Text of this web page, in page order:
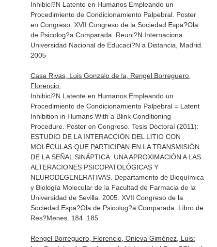
Inhibici?N Latente en Humanos Empleando un
Procedimiento de Condicionamiento Palpebral. Poster
en Congreso. XVII Congreso de la Sociedad Espa?Ola
de Psicolog?a Comparada. Reuni?N Internaciona.
Universidad Nacional de Educaci?N a Distancia, Madrid.
2005
Casa Rivas, Luis Gonzalo de la, Rengel Borreguero,
Florencio:
Inhibici?N Latente en Humanos Empleando un
Procedimiento de Condicionamiento Palpebral = Latent
Inhibition in Humans With a Blink Conditioning
Procedure. Poster en Congreso. Tesis Doctoral (2011):
ESTUDIO DE LA INTERACCIÓN DEL LITIO CON
MOLÉCULAS QUE PARTICIPAN EN LA TRANSMISIÓN
DE LA SEÑAL SINÁPTICA: UNA APROXIMACIÓN A LAS
ALTERACIONES PSICOPATOLÓGICAS Y
NEURODEGENERATIVAS. Departamento de Bioquímica
y Biología Molecular de la Facultad de Farmacia de la
Universidad de Sevilla. 2005. XVII Congreso de la
Sociedad Espa?Ola de Psicolog?a Comparada. Libro de
Res?Menes. 184. 185
Rengel Borreguero, Florencio, Onieva Giménez, Luis: